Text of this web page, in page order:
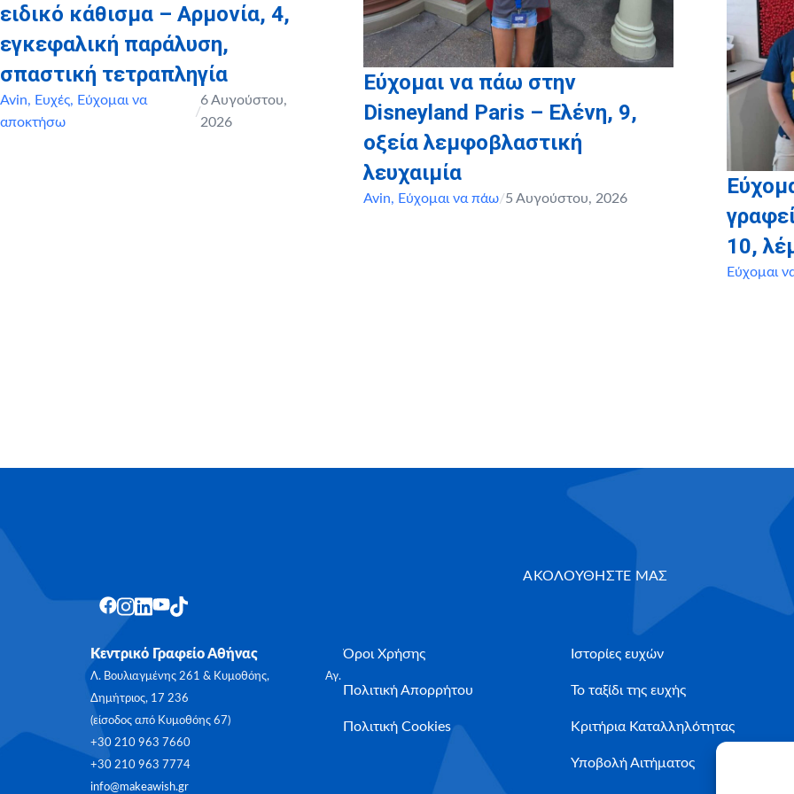
ειδικό κάθισμα – Αρμονία, 4,
εγκεφαλική παράλυση,
σπαστική τετραπληγία
Avin, Ευχές, Εύχομαι να
αποκτήσω
/
6 Αυγούστου,
2026
Εύχομαι να πάω στην
Disneyland Paris – Ελένη, 9,
οξεία λεμφοβλαστική
λευχαιμία
Avin, Εύχομαι να πάω/5 Αυγούστου, 2026
10,
Εύχομαι
ΑΚΟΛΟΥΘΗΣΤΕ ΜΑΣ
Κεντρικό Γραφείο Αθήνας
Λ. Βουλιαγμένης 261 & Κυμοθόης, Αγ.
Δημήτριος, 17 236
(είσοδος από Κυμοθόης 67)
+30 210 963 7660
+30 210 963 7774
info@makeawish.gr
Όροι Χρήσης
Πολιτική Απορρήτου
Πολιτική Cookies
Ιστορίες ευχών
Το ταξίδι της ευχής
Κριτήρια Καταλληλότητας
Υποβολή Αιτήματος